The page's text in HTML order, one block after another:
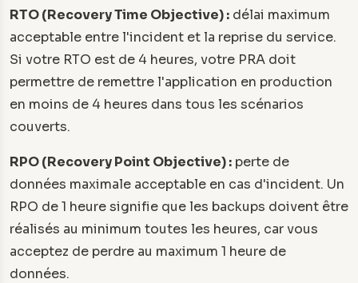
RTO (Recovery Time Objective) : délai maximum
acceptable entre l'incident et la reprise du service.
Si votre RTO est de 4 heures, votre PRA doit
permettre de remettre l'application en production
en moins de 4 heures dans tous les scénarios
couverts.
RPO (Recovery Point Objective) : perte de
données maximale acceptable en cas d'incident. Un
RPO de 1 heure signifie que les backups doivent être
réalisés au minimum toutes les heures, car vous
acceptez de perdre au maximum 1 heure de
données.